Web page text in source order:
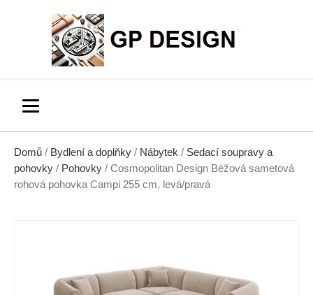
Domů / Bydlení a doplňky / Nábytek / Sedací soupravy a
pohovky / Pohovky / Cosmopolitan Design Béžová sametová
rohová pohovka Campi 255 cm, levá/pravá